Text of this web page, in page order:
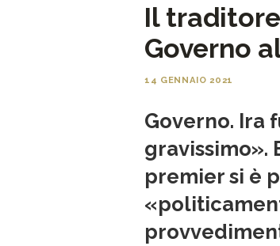
Il
Governo
14 GENNAIO 2021
Governo. Ira
gravissimo».
premier si è